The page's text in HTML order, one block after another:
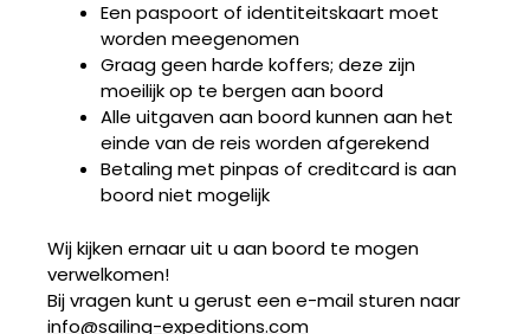
Een paspoort of identiteitskaart moet
worden meegenomen
Graag geen harde koffers; deze zijn
moeilijk op te bergen aan boord
Alle uitgaven aan boord kunnen aan het
einde van de reis worden afgerekend
Betaling met pinpas of creditcard is aan
boord niet mogelijk
Wij kijken ernaar uit u aan boord te mogen
verwelkomen!
Bij vragen kunt u gerust een e-mail sturen naar
info@sailing-expeditions.com